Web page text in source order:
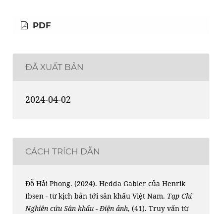
PDF
ĐÃ XUẤT BẢN
2024-04-02
CÁCH TRÍCH DẪN
Đỗ Hải Phong. (2024). Hedda Gabler của Henrik
Ibsen - từ kịch bản tới sân khấu Việt Nam. Tạp Chí
Nghiên cứu Sân khấu - Điện ảnh, (41). Truy vấn từ